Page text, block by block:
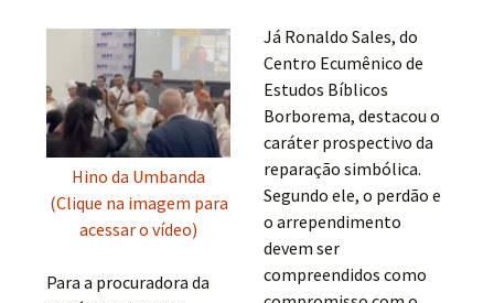
Hino da Umbanda
(Clique na imagem para
acessar o vídeo)
Para a procuradora da
Já Ronaldo Sales, do
Centro Ecumênico de
Estudos Bíblicos
Borborema, destacou o
caráter prospectivo da
reparação simbólica.
Segundo ele, o perdão e
o arrependimento
devem ser
compreendidos como